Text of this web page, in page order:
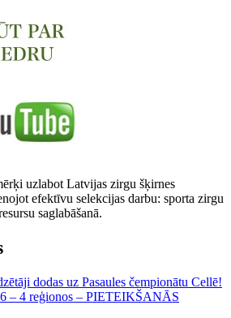
uzlabot Latvijas zirgu šķirnes
efektīvu selekcijas darbu: sporta zirgu
saglabāšanā.
dodas uz Pasaules čempionātu Cellē!
– 4 reģionos – PIETEIKŠANĀS